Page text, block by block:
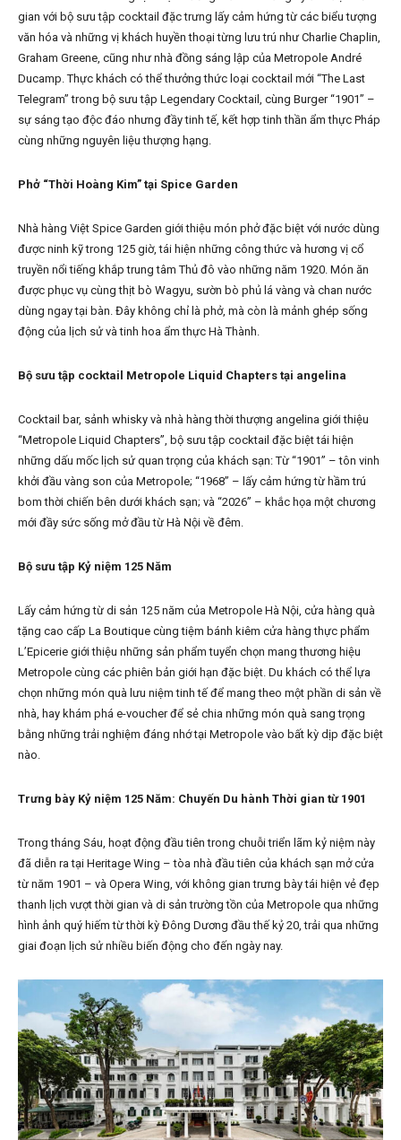
gian với bộ sưu tập cocktail đặc trưng lấy cảm hứng từ các biểu tượng
văn hóa và những vị khách huyền thoại từng lưu trú như Charlie Chaplin,
Graham Greene, cũng như nhà đồng sáng lập của Metropole André
Ducamp. Thực khách có thể thưởng thức loại cocktail mới “The Last
Telegram” trong bộ sưu tập Legendary Cocktail, cùng Burger “1901” –
sự sáng tạo độc đáo nhưng đầy tinh tế, kết hợp tinh thần ẩm thực Pháp
cùng những nguyên liệu thượng hạng.
Phở “Thời Hoàng Kim” tại Spice Garden
Nhà hàng Việt Spice Garden giới thiệu món phở đặc biệt với nước dùng
được ninh kỹ trong 125 giờ, tái hiện những công thức và hương vị cổ
truyền nổi tiếng khắp trung tâm Thủ đô vào những năm 1920. Món ăn
được phục vụ cùng thịt bò Wagyu, sườn bò phủ lá vàng và chan nước
dùng ngay tại bàn. Đây không chỉ là phở, mà còn là mảnh ghép sống
động của lịch sử và tinh hoa ẩm thực Hà Thành.
Bộ sưu tập cocktail Metropole Liquid Chapters tại angelina
Cocktail bar, sảnh whisky và nhà hàng thời thượng angelina giới thiệu
“Metropole Liquid Chapters”, bộ sưu tập cocktail đặc biệt tái hiện
những dấu mốc lịch sử quan trọng của khách sạn: Từ “1901” – tôn vinh
khởi đầu vàng son của Metropole; “1968” – lấy cảm hứng từ hầm trú
bom thời chiến bên dưới khách sạn; và “2026” – khắc họa một chương
mới đầy sức sống mở đầu từ Hà Nội về đêm.
Bộ sưu tập Kỷ niệm 125 Năm
Lấy cảm hứng từ di sản 125 năm của Metropole Hà Nội, cửa hàng quà
tặng cao cấp La Boutique cùng tiệm bánh kiêm cửa hàng thực phẩm
L’Epicerie giới thiệu những sản phẩm tuyển chọn mang thương hiệu
Metropole cùng các phiên bản giới hạn đặc biệt. Du khách có thể lựa
chọn những món quà lưu niệm tinh tế để mang theo một phần di sản về
nhà, hay khám phá e-voucher để sẻ chia những món quà sang trọng
bằng những trải nghiệm đáng nhớ tại Metropole vào bất kỳ dịp đặc biệt
nào.
Trưng bày Kỷ niệm 125 Năm: Chuyến Du hành Thời gian từ 1901
Trong tháng Sáu, hoạt động đầu tiên trong chuỗi triển lãm kỷ niệm này
đã diễn ra tại Heritage Wing – tòa nhà đầu tiên của khách sạn mở cửa
từ năm 1901 – và Opera Wing, với không gian trưng bày tái hiện vẻ đẹp
thanh lịch vượt thời gian và di sản trường tồn của Metropole qua những
hình ảnh quý hiếm từ thời kỳ Đông Dương đầu thế kỷ 20, trải qua những
giai đoạn lịch sử nhiều biến động cho đến ngày nay.